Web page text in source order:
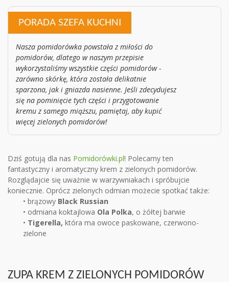
PORADA SZEFA KUCHNI
Nasza pomidorówka powstała z miłości do
pomidorów, dlatego w naszym przepisie
wykorzystaliśmy wszystkie części pomidorów -
zarówno skórkę, która została delikatnie
sparzona, jak i gniazda nasienne. Jeśli zdecydujesz
się na pominięcie tych części i przygotowanie
kremu z samego miąższu, pamiętaj, aby kupić
więcej zielonych pomidorów!
Dziś gotują dla nas Pomidorówki.pl! Polecamy ten
fantastyczny i aromatyczny krem z zielonych pomidorów.
Rozglądajcie się uważnie w warzywniakach i spróbujcie
koniecznie. Oprócz zielonych odmian możecie spotkać także:
• brązowy Black Russian
• odmiana koktajlowa Ola Polka, o żółtej barwie
• Tigerella, która ma owoce paskowane, czerwono-
zielone
ZUPA KREM Z ZIELONYCH POMIDORÓW